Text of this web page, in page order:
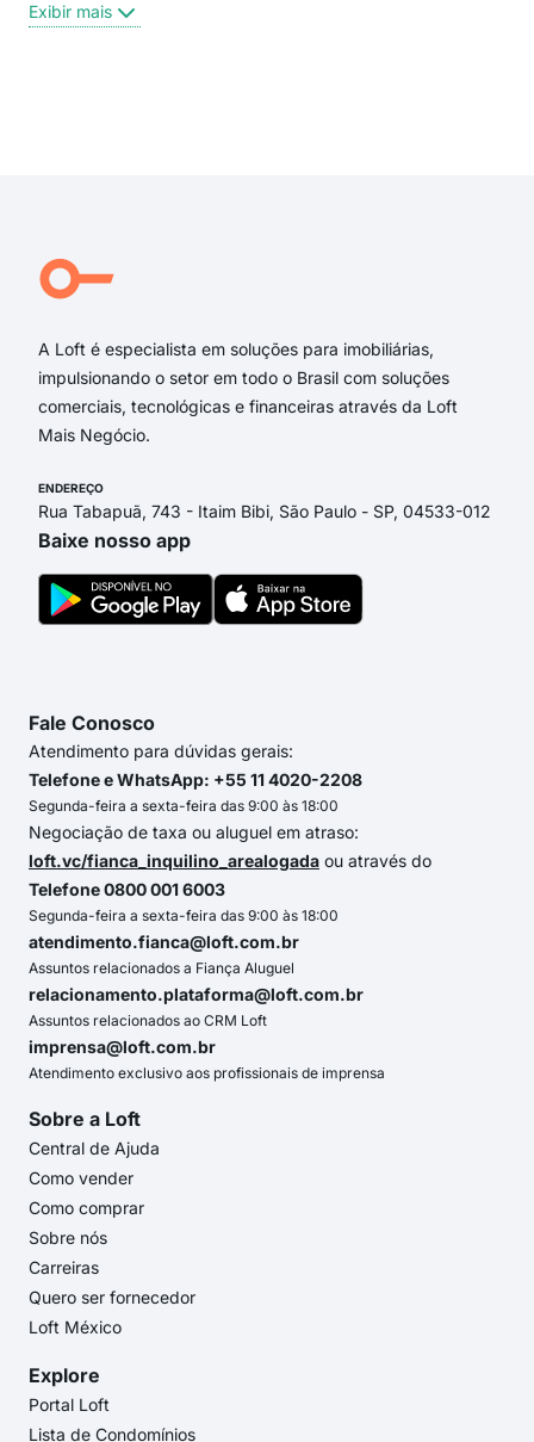
Exibir mais
A Loft é especialista em soluções para imobiliárias,
impulsionando o setor em todo o Brasil com soluções
comerciais, tecnológicas e financeiras através da Loft
Mais Negócio.
ENDEREÇO
Rua Tabapuã, 743 - Itaim Bibi, São Paulo - SP, 04533-012
Baixe nosso app
Fale Conosco
Atendimento para dúvidas gerais:
Telefone e WhatsApp: +55 11 4020-2208
Segunda-feira a sexta-feira das 9:00 às 18:00
Negociação de taxa ou aluguel em atraso:
loft.vc/fianca_inquilino_arealogada ou através do
Telefone 0800 001 6003
Segunda-feira a sexta-feira das 9:00 às 18:00
atendimento.fianca@loft.com.br
Assuntos relacionados a Fiança Aluguel
relacionamento.plataforma@loft.com.br
Assuntos relacionados ao CRM Loft
imprensa@loft.com.br
Atendimento exclusivo aos profissionais de imprensa
Sobre a Loft
Central de Ajuda
Como vender
Como comprar
Sobre nós
Carreiras
Quero ser fornecedor
Loft México
Explore
Portal Loft
Lista de Condomínios